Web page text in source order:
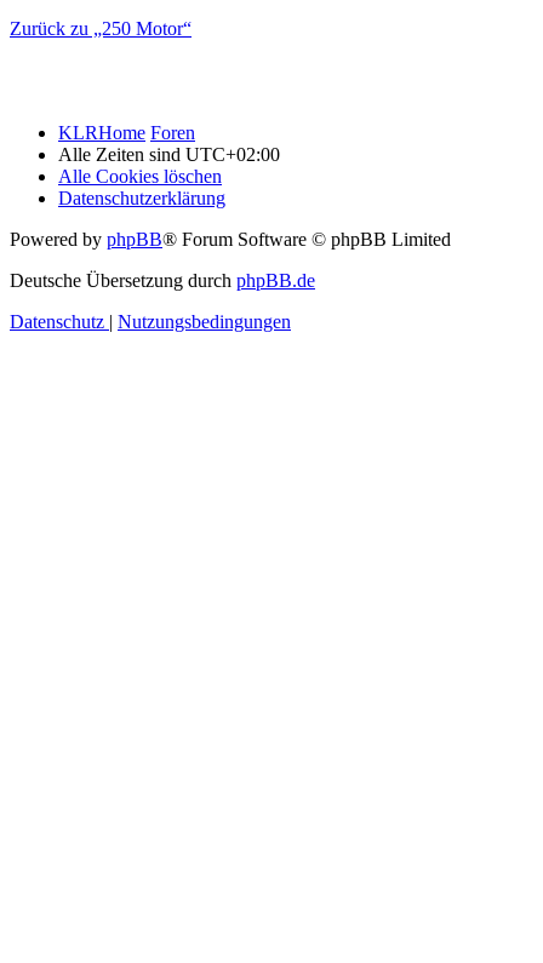
Zurück zu „250 Motor“
KLRHome Foren
Alle Zeiten sind UTC+02:00
Alle Cookies löschen
Datenschutzerklärung
Powered by phpBB® Forum Software © phpBB Limited
Deutsche Übersetzung durch phpBB.de
Datenschutz | Nutzungsbedingungen